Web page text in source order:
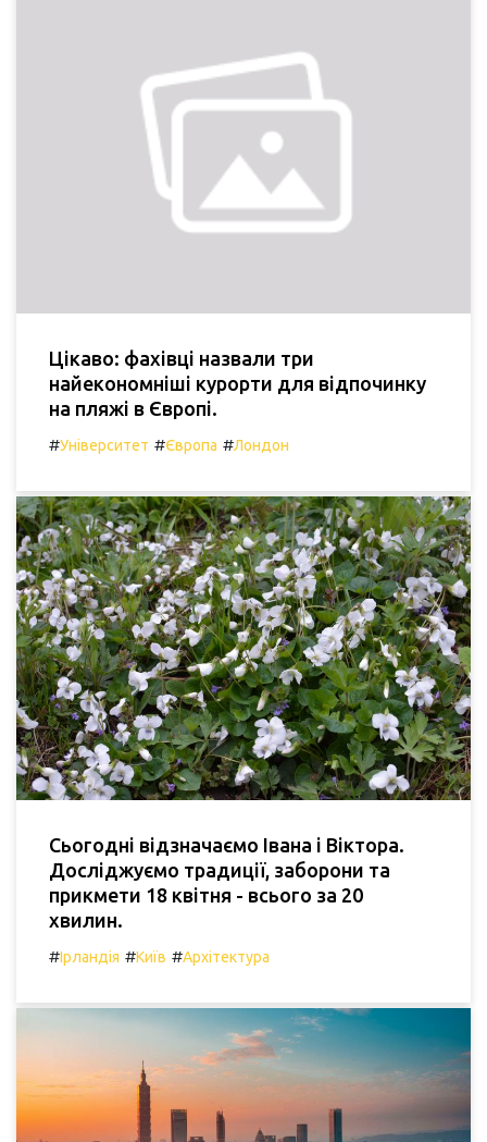
Цікаво: фахівці назвали три
найекономніші курорти для відпочинку
на пляжі в Європі.
#Університет #Європа #Лондон
Сьогодні відзначаємо Івана і Віктора.
Досліджуємо традиції, заборони та
прикмети 18 квітня - всього за 20
хвилин.
#Ірландія #Київ #Архітектура